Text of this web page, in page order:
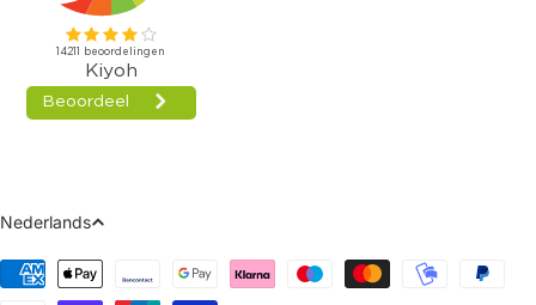
Taal
Nederlands
Betaalmethoden